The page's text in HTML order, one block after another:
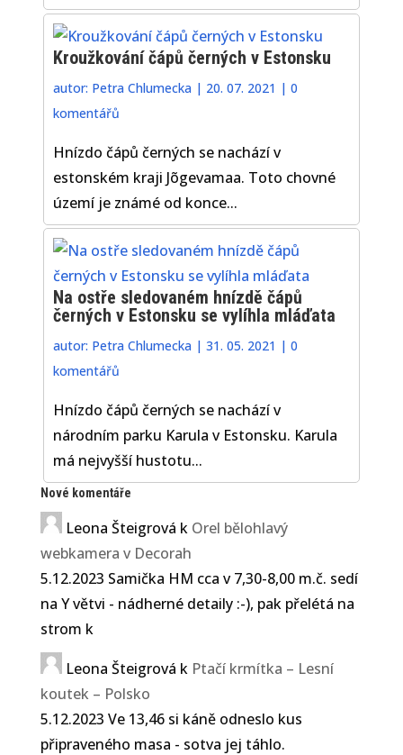
Kroužkování čápů černých v Estonsku
autor: Petra Chlumecka | 20. 07. 2021 |0
komentářů
Hnízdo čápů černých se nachází v
estonském kraji Jõgevamaa. Toto chovné
území je známé od konce...
Na ostře sledovaném hnízdě čápů
černých v Estonsku se vylíhla mláďata
autor: Petra Chlumecka |31. 05. 2021 |0
komentářů
Hnízdo čápů černých se nachází v
národním parku Karula v Estonsku. Karula
má nejvyšší hustotu...
Nové komentáře
Leona Šteigrová k Orel bělohlavý
webkamera v Decorah
5.12.2023 Samička HM cca v 7,30-8,00 m.č. sedí
na Y větvi - nádherné detaily :-), pak přelétá na
strom k
Leona Šteigrová k Ptačí krmítka – Lesní
koutek – Polsko
5.12.2023 Ve 13,46 si káně odneslo kus
připraveného masa - sotva jej táhlo.